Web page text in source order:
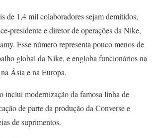
de 1,4 mil colaboradores sejam demitidos,
presidente e diretor de operações da Nike,
Esse número representa pouco menos de
global da Nike, e engloba funcionários na
Ásia e na Europa.
inclui modernização da famosa linha de
de parte da produção da Converse e
de suprimentos.